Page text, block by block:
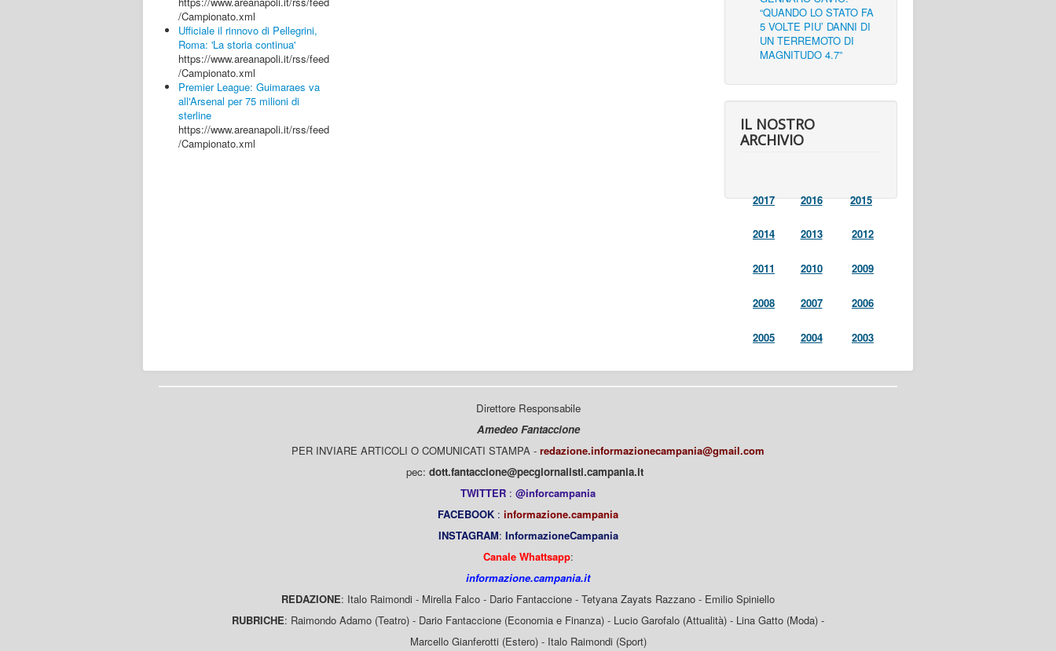
/Campionato.xml
Ufficiale il rinnovo di Pellegrini,
Roma: 'La storia continua'
https://www.areanapoli.it/rss/feed
/Campionato.xml
Premier League: Guimaraes va
all'Arsenal per 75 milioni di
sterline
https://www.areanapoli.it/rss/feed
/Campionato.xml
“QUANDO LO STATO FA
5 VOLTE PIU’ DANNI DI
UN TERREMOTO DI
MAGNITUDO 4.7”
IL NOSTRO
ARCHIVIO
2017 2016 2015
2014 2013 2012
2011 2010 2009
2008 2007 2006
2005 2004 2003
Direttore Responsabile
Amedeo Fantaccione
PER INVIARE ARTICOLI O COMUNICATI STAMPA - redazione.informazionecampania@gmail.com
pec: dott.fantaccione@pecgiornalisti.campania.it
TWITTER : @inforcampania
FACEBOOK : informazione.campania
INSTAGRAM: InformazioneCampania
Canale Whattsapp:
informazione.campania.it
REDAZIONE: Italo Raimondi - Mirella Falco - Dario Fantaccione - Tetyana Zayats Razzano - Emilio Spiniello
RUBRICHE: Raimondo Adamo (Teatro) - Dario Fantaccione (Economia e Finanza) - Lucio Garofalo (Attualità) - Lina Gatto (Moda) -
Marcello Gianferotti (Estero) - Italo Raimondi (Sport)